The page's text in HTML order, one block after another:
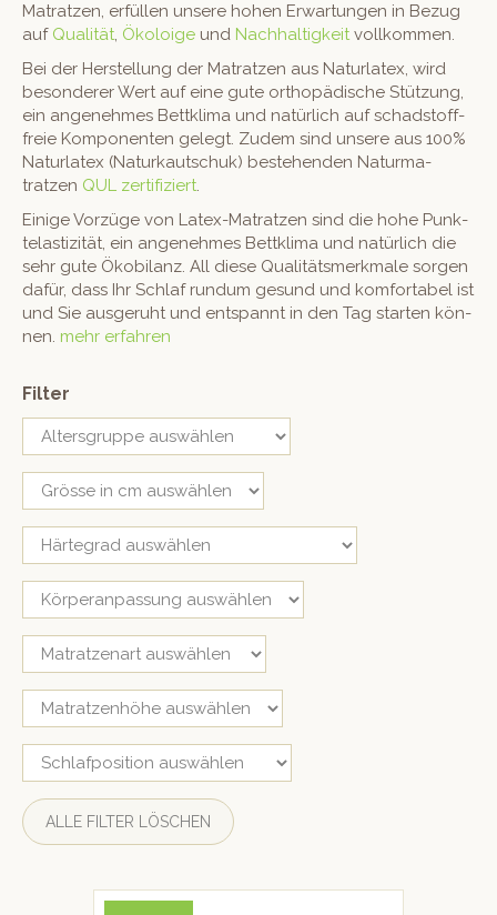
Matratzen, erfüllen unsere hohen Erwartun­gen in Bezug
auf Qual­ität, Ökoloige und Nach­haltigkeitvollkommen.
Bei der Her­stel­lung der Matratzen aus Naturla­tex, wird
beson­der­er Wert auf eine gute orthopädis­che Stützung,
ein angenehmes Bet­tk­li­ma und natür­lich auf schad­stoff­
freie Kom­po­nen­ten gelegt. Zudem sind unsere aus 100%
Naturla­tex (Naturkautschuk) beste­hen­den Natur­ma­
tratzen QUL zer­ti­fiziert.
Einige Vorzüge von Latex-Matratzen sind die hohe Punk­
te­las­tiz­ität, ein angenehmes Bet­tk­li­ma und natür­lich die
sehr gute Öko­bi­lanz. All diese Qual­itätsmerk­male sor­gen
dafür, dass Ihr Schlaf run­dum gesund und kom­fort­a­bel ist
und Sie aus­geruht und entspan­nt in den Tag starten kön­
nen. mehr erfahren
Filter
ALLE FILTER LÖSCHEN